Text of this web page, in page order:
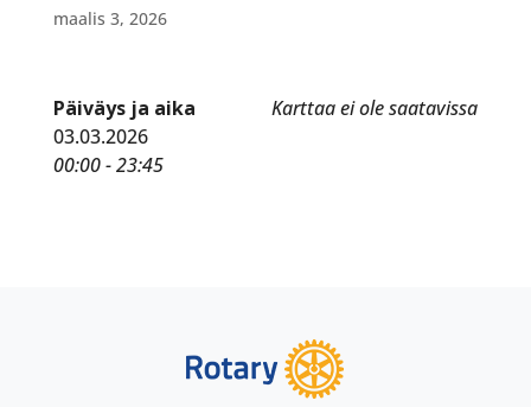
maalis 3, 2026
Karttaa ei ole saatavissa
Päiväys ja aika
03.03.2026
00:00 - 23:45